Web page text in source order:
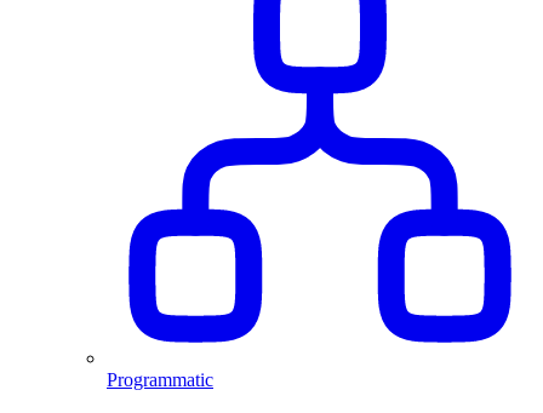
Programmatic